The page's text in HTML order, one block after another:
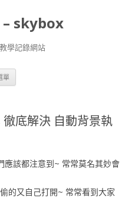
– skybox
學記錄網站
單
容
底解決 自動背景執
該都注意到~ 常常莫名其妙會
的又自己打開~ 常常看到大家